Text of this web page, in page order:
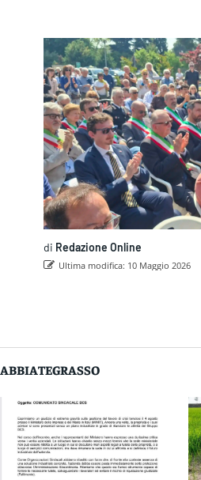
di Redazione Online
Ultima modifica: 10 Maggio 2026
ABBIATEGRASSO